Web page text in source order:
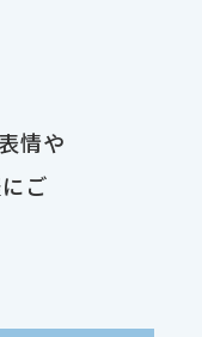
情や
ご